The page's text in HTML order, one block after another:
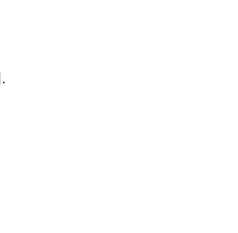
.